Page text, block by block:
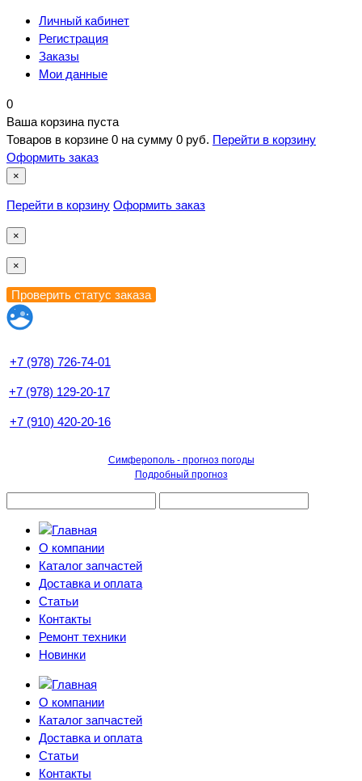
Личный кабинет
Регистрация
Заказы
Мои данные
0
Ваша корзина пуста
Товаров в корзине 0 на сумму 0 руб. Перейти в корзину
Оформить заказ
×
Перейти в корзину Оформить заказ
×
×
+7 (978) 726-74-01
+7 (978) 129-20-17
+7 (910) 420-20-16
Симферополь - прогноз погоды
Подробный прогноз
О компании
Каталог запчастей
Доставка и оплата
Статьи
Контакты
Ремонт техники
Новинки
О компании
Каталог запчастей
Доставка и оплата
Статьи
Контакты